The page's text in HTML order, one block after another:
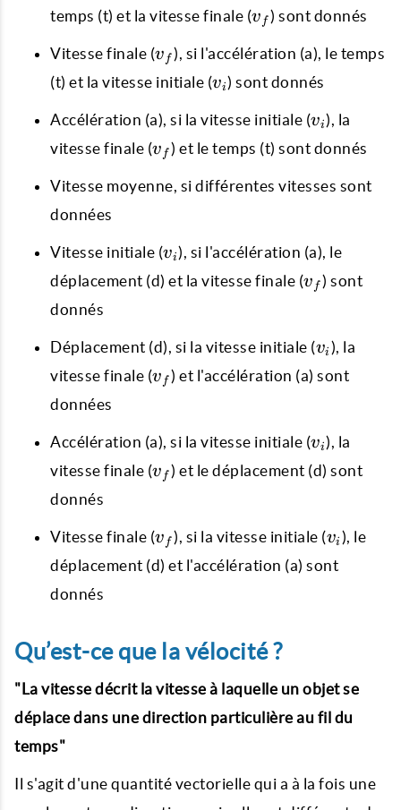
temps (t) et la vitesse finale (v_{f}
v f ) sont donnés
Vitesse finale (v_{f}
v f ), si l'accélération (a), le temps
(t) et la vitesse initiale (v_{i}
vi) sont donnés
Accélération (a), si la vitesse initiale (v_{i}
vi), la
vitesse finale (v_{f}
v f ) et le temps (t) sont donnés
Vitesse moyenne, si différentes vitesses sont
données
Vitesse initiale (v_{i}
vi), si l'accélération (a), le
déplacement (d) et la vitesse finale (v_{f}
v f ) sont
donnés
Déplacement (d), si la vitesse initiale (v_{i}
vi ), la
vitesse finale (v_{f}
v f ) et l'accélération (a) sont
données
Accélération (a), si la vitesse initiale (v_{i}
vi), la
vitesse finale (v_{f}
v f ) et le déplacement (d) sont
donnés
Vitesse finale (v_{f}
v f ), si la vitesse initiale (v_{i}
vi ), le
déplacement (d) et l'accélération (a) sont
donnés
Qu’est-ce que la vélocité ?
"La vitesse décrit la vitesse à laquelle un objet se
déplace dans une direction particulière au fil du
temps"
Il s'agit d'une quantité vectorielle qui a à la fois une